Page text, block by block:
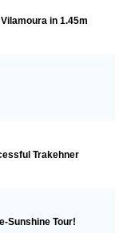
in 1.45m
Trakehner
Sunshine Tour!